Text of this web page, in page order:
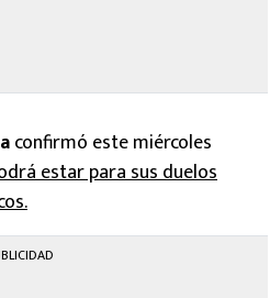
confirmó este miércoles
estar para sus duelos